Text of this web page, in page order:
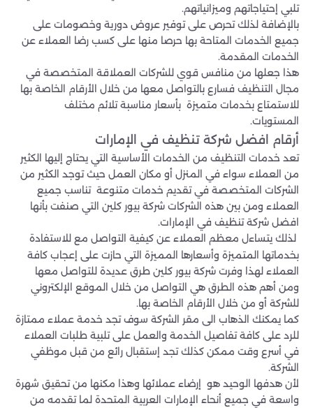
تلبي إحتياجاتهم وميزانياتهم.
بالإضافة لذلك تحرص على توفير عروض دورية وخصومات على
جميع الخدمات المتاحة بها حرصا منها على كسب رضا العملاء عن
الخدمات المقدمة.
هذا جعلها من منافس قوي للشركات العملاقة المتخصصة في
مجال التنظيف فسارع بالتواصل معها من خلال الأرقام الخاصة بها
للاستمتاع بخدمات متميزة بأسعار مناسبة تلائم مختلف
المستويات.
أرقام افضل شركة تنظيف في الإمارات
تعد خدمات التنظيف من الخدمات الأساسية التي يحتاج إليها الكثير
من العملاء سواء في المنزل أو مكان العمل حيث توجد الكثير من
الشركات المتخصصة في تقديم خدمات متنوعة تناسب جميع
العملاء ومن بين هذه الشركات شركة بيور كلين التي صنفت بأنها
افضل شركة تنظيف في الإمارات.
لذلك يتساءل معظم العملاء عن كيفية التواصل مع للاستفادة
بخدماتها المتميزة وأسعارها المميزة التي حازت على إعجاب كافة
العملاء لهذا وفرت شركة بيور كلين طرق عديدة للتواصل معها
ومن أهم هذه الطرق هي التواصل من خلال الموقع الإلكتروني
للشركة أو من خلال الأرقام الخاصة بها.
كما يمكنك الذهاب الى مقر الشركة سوف تجد خدمة عملاء ممتازة
للرد على كافة تفاصيل الخدمة والعمل على تلبية طلبات العملاء
في أسرع وقت ممكن كذلك تجد إستقبال رائع من قبل موظفي
الشركة.
لأن هدفها الوحيد هو إرضاء عملائها وهذا مكنها من تحقيق شهرة
واسعة في جميع أنحاء الإمارات العربية المتحدة لما تقدمه من